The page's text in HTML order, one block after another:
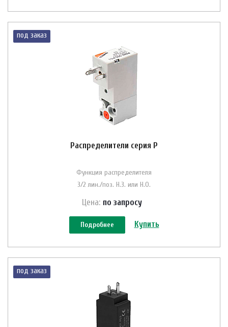
под заказ
Распределители серия Р
Функция распределителя
3/2 лин./поз. Н.З. или Н.О.
Цена: по запросу
Подробнее Купить
под заказ